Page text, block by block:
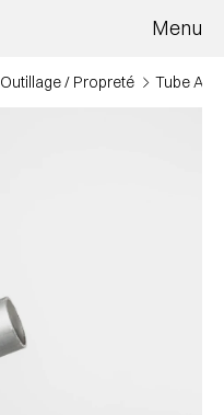
Menu
Outillage / Propreté Tube Alu